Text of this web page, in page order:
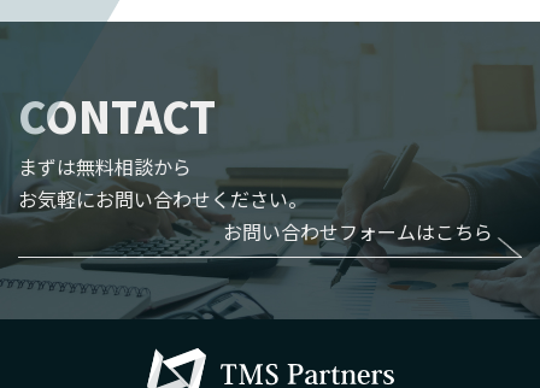
CONTACT
まずは無料相談から
お気軽にお問い合わせください。
お問い合わせフォームはこちら